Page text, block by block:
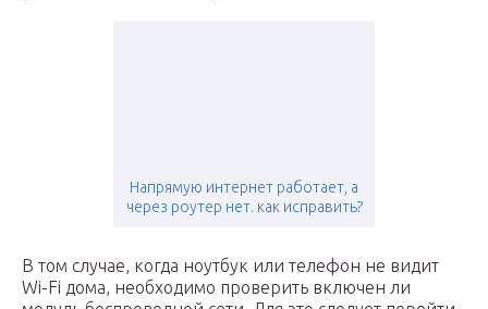
Напрямую интернет работает, а
через роутер нет. как исправить?
В том случае, когда ноутбук или телефон не видит
Wi-Fi дома, необходимо проверить включен ли